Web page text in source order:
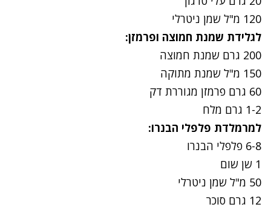
120 מ"ל שמן ניטרלי
לגלידת שמנת חמוצה ופרמזן:
200 גרם שמנת חמוצה
150 מ"ל שמנת מתוקה
60 גרם פרמזן מגוררת דק
1-2 גרם מלח
למרמלדת פלפלי הבנרו:
6-8
פלפלי הבנרו
1 שן שום
50 מ"ל שמן ניטרלי
12 גרם סוכר